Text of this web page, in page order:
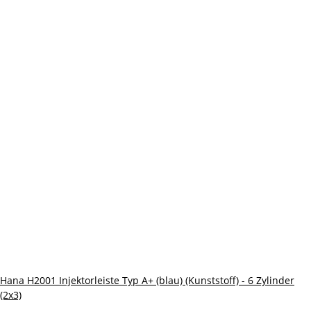
Hana H2001 Injektorleiste Typ A+ (blau) (Kunststoff) - 6 Zylinder
(2x3)